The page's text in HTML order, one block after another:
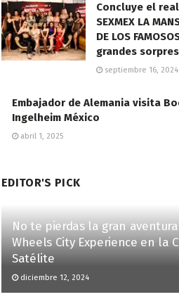
Concluye el
SEXMEX LA
DE LOS
grandes
septiembre 16, 2024
Embajador de Alemania visita
Ingelheim México
abril 1, 2025
EDITOR'S PICK
No te pierdas la gran
Wheels City Experience en la
Satélite
diciembre 12, 2024